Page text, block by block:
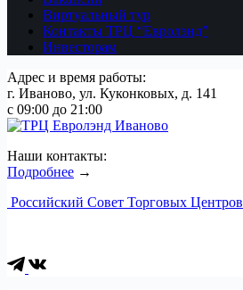
Виртуальный тур
Контакты ТРЦ “Евролэнд”
Инвесторам
Адрес и время работы:
г. Иваново, ул. Куконковых, д. 141
с 09:00 до 21:00
Наши контакты:
Подробнее →
Российский Совет Торговых Центров